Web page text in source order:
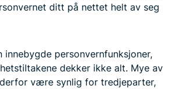
ditt på nettet helt av seg
innebygde personvernfunksjoner,
dekker ikke alt. Mye av
være synlig for tredjeparter,